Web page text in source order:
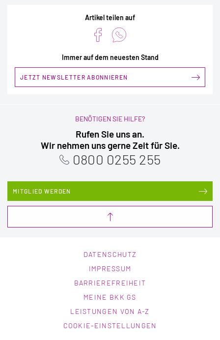
Artikel teilen auf
Immer auf dem neuesten Stand
JETZT NEWSLETTER ABONNIEREN
BENÖTIGEN SIE HILFE?
Rufen Sie uns an.
Wir nehmen uns gerne Zeit für Sie.
0800 0255 255
MITGLIED WERDEN
DATENSCHUTZ
IMPRESSUM
BARRIEREFREIHEIT
MEINE BKK GS
LEISTUNGEN VON A-Z
COOKIE-EINSTELLUNGEN